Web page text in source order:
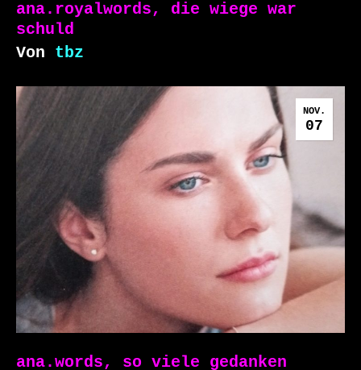
ana.royalwords, die wiege war
schuld
Von tbz
NOV.
07
ana.words, so viele gedanken